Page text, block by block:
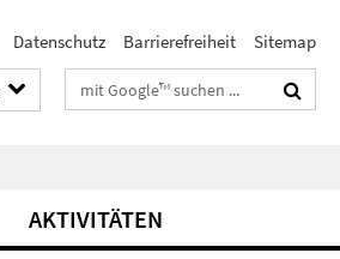
Datenschutz Barrierefreiheit Sitemap
Suchbegriffe
AKTIVITÄTEN